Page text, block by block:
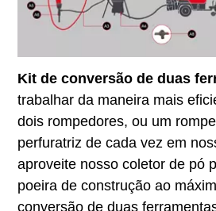
Kit de conversão de duas
trabalhar da maneira mais
dois rompedores, ou um
perfuratriz de cada vez em
aproveite nosso coletor de pó
poeira de construção ao
conversão de duas